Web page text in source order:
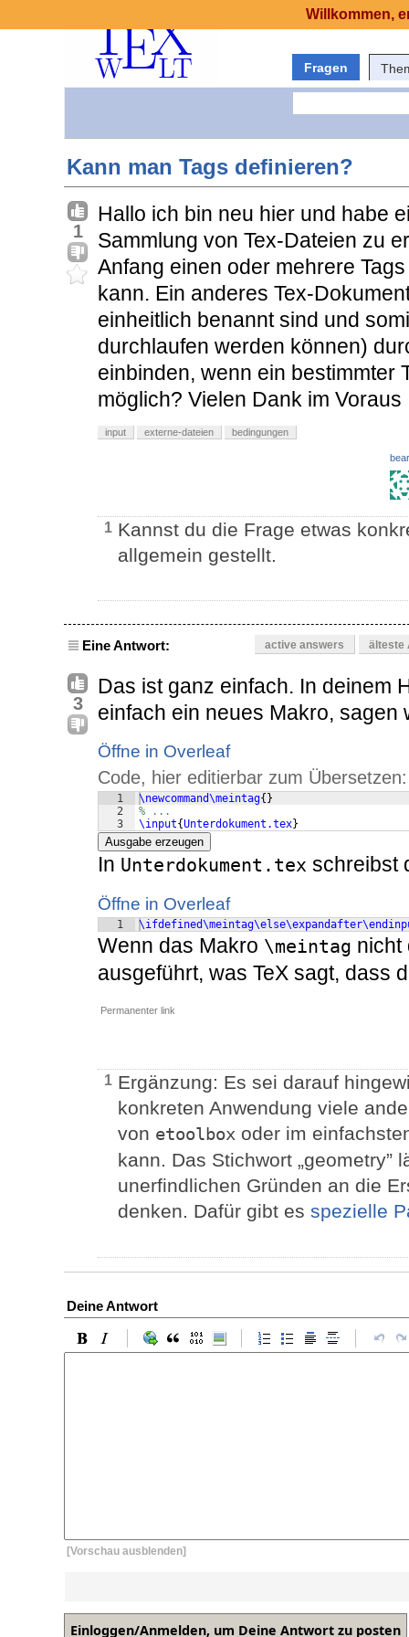
Fragen
Kann man Tags definieren?
1
Hallo ich bin neu hier und habe
Sammlung von Tex-Dateien zu
Anfang einen oder mehrere
kann. Ein anderes Tex-
einheitlich benannt sind und
durchlaufen werden können)
einbinden, wenn ein bestimmter
möglich? Vielen Dank im Voraus
input externe-dateien bedingungen
1 Kannst du die Frage etwas
allgemein gestellt.
Eine Antwort: active answers älteste
3
Das ist ganz einfach. In deinem
einfach ein neues Makro, sagen
Öffne in Overleaf
Code, hier editierbar zum Übersetzen:
1
2
3
\newcommand\meintag{ }
% ...
\input{Unterdokument.tex}
Ausgabe erzeugen
In Unterdokument.tex schreibst
Öffne in Overleaf
1
Wenn das Makro \meintag nicht
ausgeführt, was TeX sagt, dass
Permanenter link
1 Ergänzung: Es sei darauf
konkreten Anwendung viele
von etoolbox oder im
kann. Das Stichwort „geometry”
unerfindlichen Gründen an die
denken. Dafür gibt es spezielle
Deine Antwort
[Vorschau ausblenden]
Willkommen,